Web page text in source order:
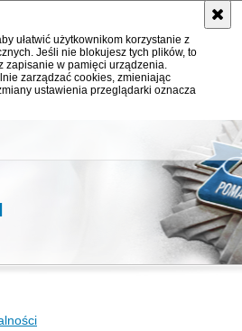
ułatwić użytkownikom korzystanie z
Jeśli nie blokujesz tych plików, to
zapisanie w pamięci urządzenia.
zarządzać cookies, zmieniając
ustawienia przeglądarki oznacza